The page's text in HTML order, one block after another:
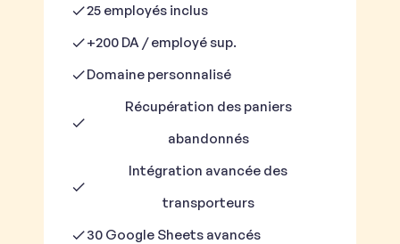
25 employés inclus
+200 DA / employé sup.
Domaine personnalisé
Récupération des paniers
abandonnés
Intégration avancée des
transporteurs
30 Google Sheets avancés